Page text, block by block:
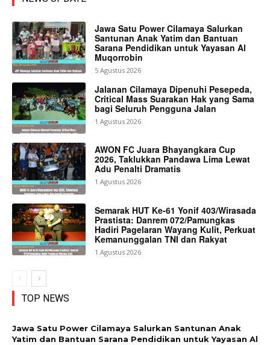
Jawa Satu Power Cilamaya Salurkan
Santunan Anak Yatim dan Bantuan
Sarana Pendidikan untuk Yayasan Al
Muqorrobin
5 Agustus 2026
Jalanan Cilamaya Dipenuhi Pesepeda,
Critical Mass Suarakan Hak yang Sama
bagi Seluruh Pengguna Jalan
1 Agustus 2026
AWON FC Juara Bhayangkara Cup
2026, Taklukkan Pandawa Lima Lewat
Adu Penalti Dramatis
1 Agustus 2026
Semarak HUT Ke-61 Yonif 403/Wirasada
Prastista: Danrem 072/Pamungkas
Hadiri Pagelaran Wayang Kulit, Perkuat
Kemanunggalan TNI dan Rakyat
1 Agustus 2026
TOP NEWS
Jawa Satu Power Cilamaya Salurkan Santunan Anak
Yatim dan Bantuan Sarana Pendidikan untuk Yayasan Al